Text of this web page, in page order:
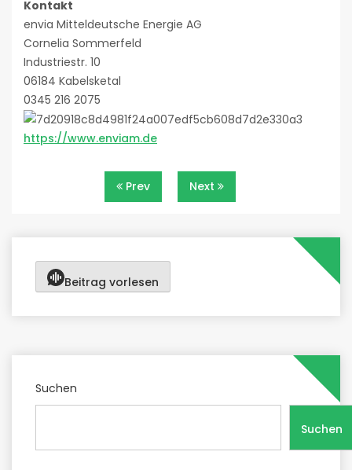
Kontakt
envia Mitteldeutsche Energie AG
Cornelia Sommerfeld
Industriestr. 10
06184 Kabelsketal
0345 216 2075
https://www.enviam.de
Beitragsnavigation
Prev Next
Beitrag vorlesen
Suchen
Suchen